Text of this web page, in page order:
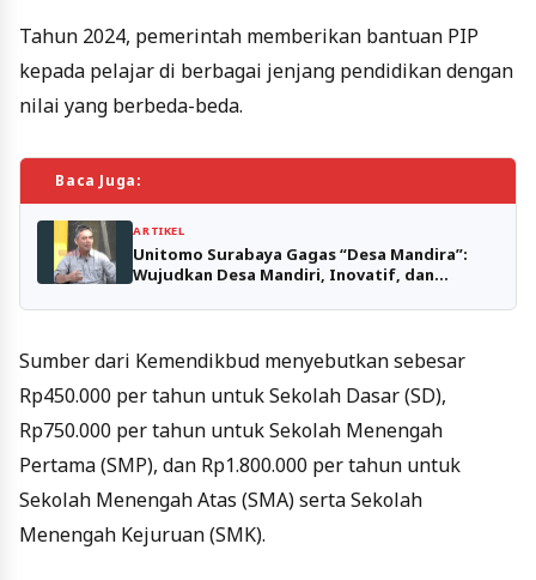
Tahun 2024, pemerintah memberikan bantuan PIP
kepada pelajar di berbagai jenjang pendidikan dengan
nilai yang berbeda-beda.
Baca Juga:
ARTIKEL
Unitomo Surabaya Gagas “Desa Mandira”:
Wujudkan Desa Mandiri, Inovatif, dan
Sumber dari Kemendikbud menyebutkan sebesar
Rp450.000 per tahun untuk Sekolah Dasar (SD),
Rp750.000 per tahun untuk Sekolah Menengah
Pertama (SMP), dan Rp1.800.000 per tahun untuk
Sekolah Menengah Atas (SMA) serta Sekolah
Menengah Kejuruan (SMK).